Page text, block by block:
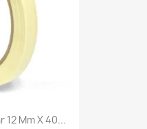
Mm X 40...